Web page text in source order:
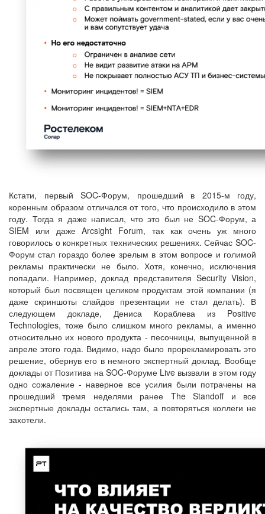
Кстати, первый SOC-Форум, прошедший в 2015-м году,
коренным образом отличался от того, что происходило в этом
году. Тогда я даже написал, что это был не SOC-Форум, а
SIEM или даже Arcsight Forum, так как очень уж много
говорилось о конкретных технических решениях. Сейчас SOC-
Форум стал гораздо более зрелым в этом вопросе и голимой
рекламы практически не было. Хотя, конечно, исключения
попадали. Например, доклад представителя Security Vision,
который был посвящен целиком продуктам этой компании (я
даже скриншоты слайдов презентации не стал делать). В
следующем докладе, Дениса Кораблева из Positive
Technologies, тоже было слишком много рекламы, а именно
относительно их нового продукта - песочницы, выпущенной в
апреле этого года. Видимо, надо было прорекламировать это
решение, обернув его в немного экспертный доклад. Вообще
доклады от Позитива на SOC-Форуме Live вызвали в этом году
одно сожаление - наверное все усилия были потрачены на
прошедший тремя неделями ранее The Standoff и все
экспертные доклады остались там, а повторяться коллеги не
захотели.